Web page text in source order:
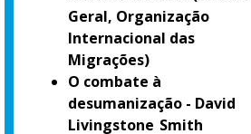
Geral, Organização
Internacional das
Migrações)
O combate à
desumanização - David
Livingstone Smith